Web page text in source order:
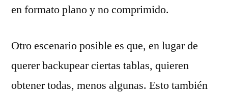
en formato plano y no comprimido.
Otro escenario posible es que, en lugar de
querer backupear ciertas tablas, quieren
obtener todas, menos algunas. Esto también